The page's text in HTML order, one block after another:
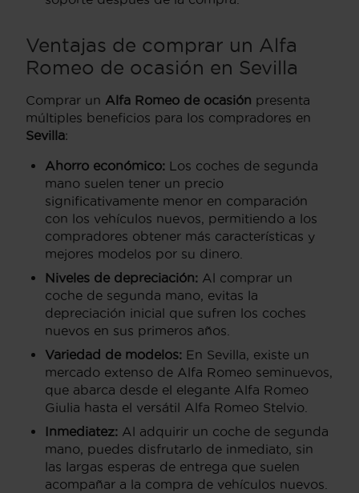
Ventajas de comprar un Alfa
Romeo de ocasión en Sevilla
Comprar un Alfa Romeo de ocasión presenta
múltiples beneficios para los compradores en
Sevilla:
Ahorro económico: Los coches de segunda
mano suelen tener un precio
significativamente menor en comparación
con los vehículos nuevos, permitiendo a los
compradores obtener más características y
mejores modelos por su dinero.
Niveles de depreciación: Al comprar un
coche de segunda mano, evitas la
depreciación inicial que sufren los coches
nuevos en sus primeros años.
Variedad de modelos: En Sevilla, existe un
mercado extenso de Alfa Romeo seminuevos,
que abarca desde el elegante Alfa Romeo
Giulia hasta el versátil Alfa Romeo Stelvio.
Inmediatez: Al adquirir un coche de segunda
mano, puedes disfrutarlo de inmediato, sin
las largas esperas de entrega que suelen
acompañar a la compra de vehículos nuevos.